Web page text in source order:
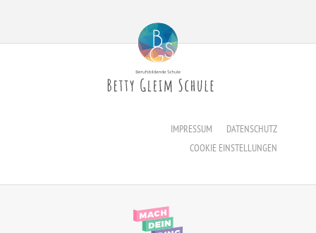
IMPRESSUM
DATENSCHUTZ
COOKIE EINSTELLUNGEN